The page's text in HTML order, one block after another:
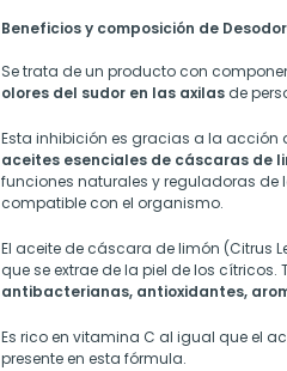
Beneficios y composición de
Se trata de un producto con
olores del sudor en las axilas de
Esta inhibición es gracias a la acción
aceites esenciales de cáscaras de
funciones naturales y reguladoras de
compatible con el organismo.
El aceite de cáscara de limón (Citrus
que se extrae de la piel de los cítricos.
antibacterianas, antioxidantes,
Es rico en vitamina C al igual que el
presente en esta fórmula.